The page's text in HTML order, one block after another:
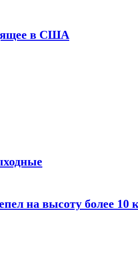
в США
на высоту более 10